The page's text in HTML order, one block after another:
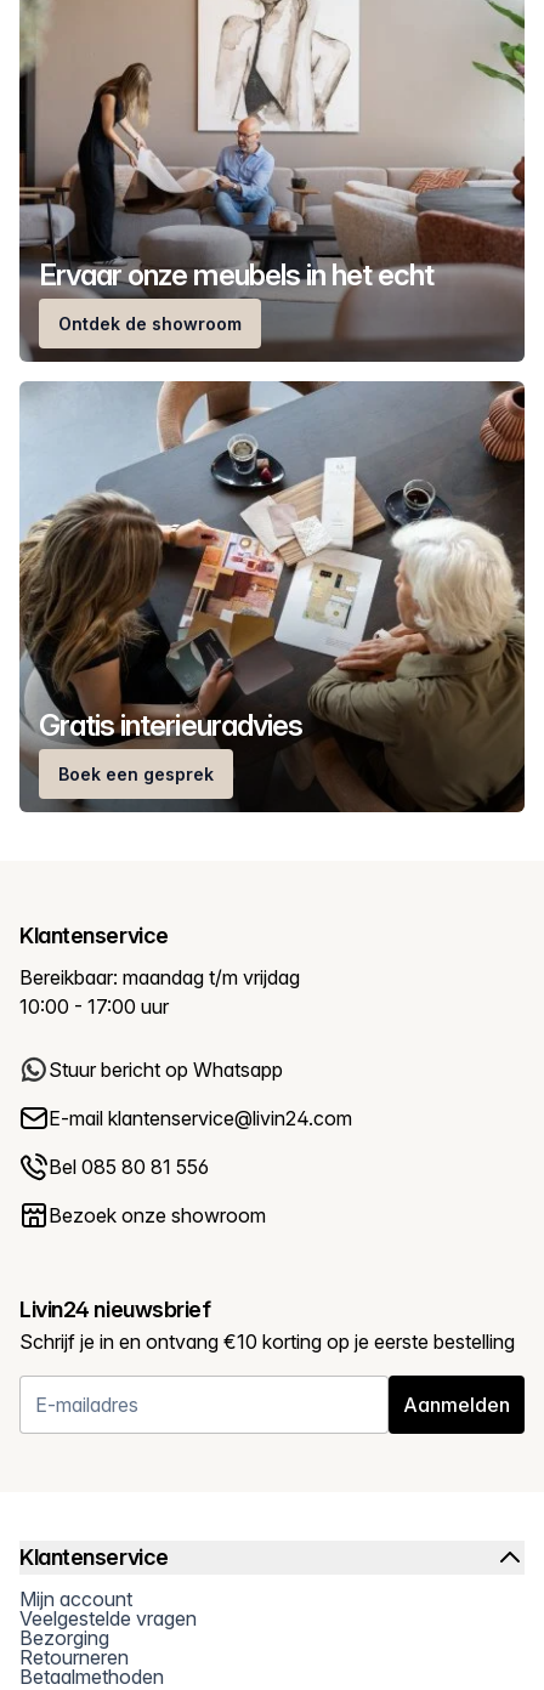
Ervaar onze meubels in het echt
Ontdek de showroom
Gratis interieuradvies
Boek een gesprek
Klantenservice
Bereikbaar: maandag t/m vrijdag
10:00 - 17:00 uur
Stuur bericht op Whatsapp
E-mail klantenservice@livin24.com
Bel 085 80 81 556
Bezoek onze showroom
Livin24 nieuwsbrief
Schrijf je in en ontvang €10 korting op je eerste bestelling
Aanmelden
Klantenservice
Mijn account
Veelgestelde vragen
Bezorging
Retourneren
Betaalmethoden